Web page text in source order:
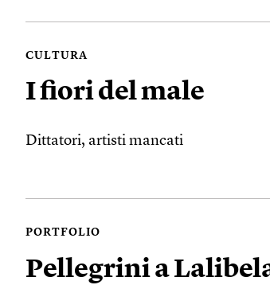
CULTURA
I fiori del male
Dittatori, artisti mancati
PORTFOLIO
Pellegrini a